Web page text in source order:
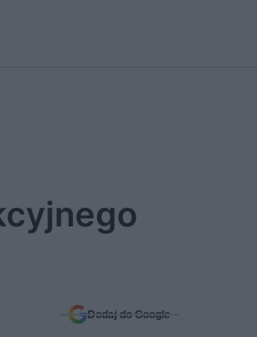
Dodaj do Google